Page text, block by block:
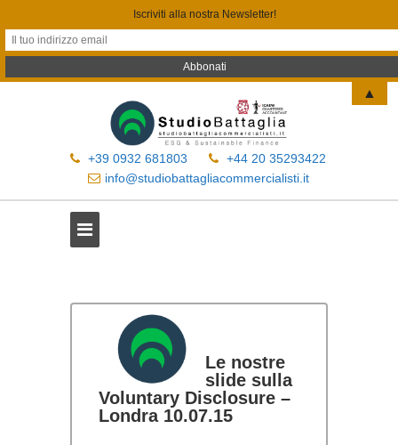
+39 0932 681803
+44 20 35293422
info@studiobattagliacommercialisti.it
Le nostre
slide sulla
Voluntary Disclosure –
Londra 10.07.15
Iscriviti alla nostra Newsletter!
▲